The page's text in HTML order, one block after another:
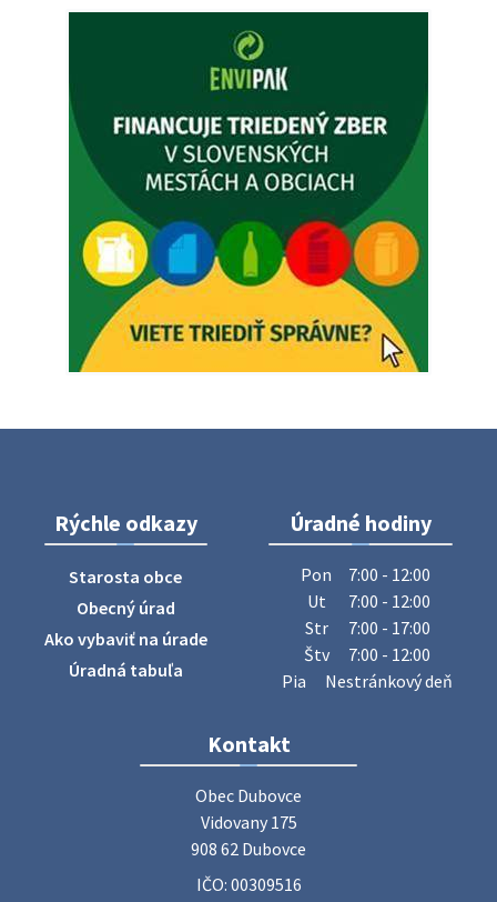
budeZATVORENÁ z dôvodu čerpania dovolenky. Akútne
prípady bude riešiť MUDr.Fisch…
Zajtrajší zvoz odpadu
Vážený občan, zajtra 5. 8. sa bude zvážať komunálny odpad.
4. augusta 2026 15:30
Dnešný zvoz odpadu
Vážený občan, dnes 5. 8. sa zváža komunálny odpad.
5. augusta 2026 05:00
ZBER ŽELEZA
Obecný úrad oznamuje občanom, že v stredu 29. júla 2026
sa v našej obci uskutoční zber železa. Pracovníci Obecného
úradu budú od 8.00 hod. prechádzať obcou a zbierať
železný odpad …
27. júla 2026 06:31
Zájazd do Veľkého Medera
Základná organizácia Únie žien Slovenska Dubovce
srdečne pozýva svoje členky, ich rodinných príslušníkov aj
priateľov na jednodňový zájazd na termálne kúpalisko
Rýchle odkazy
Starosta obce
Obecný úrad
Ako vybaviť na úrade
Úradná tabuľa
Úradné hodiny
Pon
7:00 - 12:00
Ut
7:00 - 12:00
Str
7:00 - 17:00
Štv
7:00 - 12:00
Pia
Nestránkový deň
Kontakt
Obec Dubovce
Vidovany 175
908 62 Dubovce
IČO: 00309516